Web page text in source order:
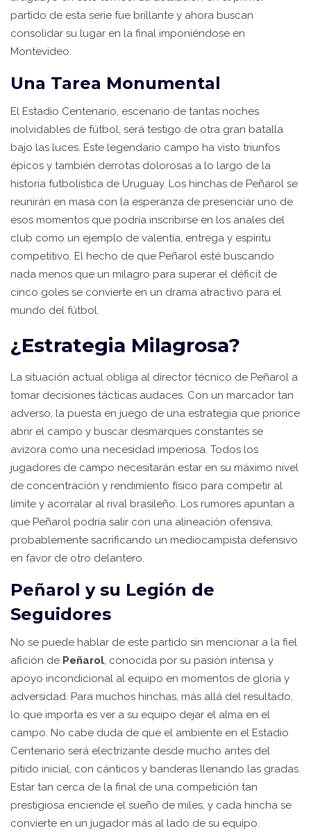
partido de esta serie fue brillante y ahora buscan
consolidar su lugar en la final imponiéndose en
Montevideo.
Una Tarea Monumental
El Estadio Centenario, escenario de tantas noches
inolvidables de fútbol, será testigo de otra gran batalla
bajo las luces. Este legendario campo ha visto triunfos
épicos y también derrotas dolorosas a lo largo de la
historia futbolística de Uruguay. Los hinchas de Peñarol se
reunirán en masa con la esperanza de presenciar uno de
esos momentos que podría inscribirse en los anales del
club como un ejemplo de valentía, entrega y espíritu
competitivo. El hecho de que Peñarol esté buscando
nada menos que un milagro para superar el déficit de
cinco goles se convierte en un drama atractivo para el
mundo del fútbol.
¿Estrategia Milagrosa?
La situación actual obliga al director técnico de Peñarol a
tomar decisiones tácticas audaces. Con un marcador tan
adverso, la puesta en juego de una estrategia que priorice
abrir el campo y buscar desmarques constantes se
avizora como una necesidad imperiosa. Todos los
jugadores de campo necesitarán estar en su máximo nivel
de concentración y rendimiento físico para competir al
límite y acorralar al rival brasileño. Los rumores apuntan a
que Peñarol podría salir con una alineación ofensiva,
probablemente sacrificando un mediocampista defensivo
en favor de otro delantero.
Peñarol y su Legión de
Seguidores
No se puede hablar de este partido sin mencionar a la fiel
afición de Peñarol, conocida por su pasión intensa y
apoyo incondicional al equipo en momentos de gloria y
adversidad. Para muchos hinchas, más allá del resultado,
lo que importa es ver a su equipo dejar el alma en el
campo. No cabe duda de que el ambiente en el Estadio
Centenario será electrizante desde mucho antes del
pitido inicial, con cánticos y banderas llenando las gradas.
Estar tan cerca de la final de una competición tan
prestigiosa enciende el sueño de miles, y cada hincha se
convierte en un jugador más al lado de su equipo.